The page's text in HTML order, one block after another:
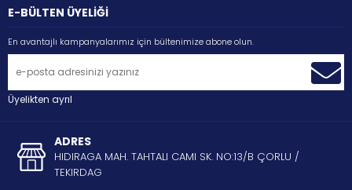
E-BÜLTEN ÜYELİĞİ
En avantajlı kampanyalarımız için bültenimize abone olun.
Üyelikten ayrıl
ADRES
HIDIRAGA MAH. TAHTALI CAMI SK. NO:13/B ÇORLU /
TEKIRDAG